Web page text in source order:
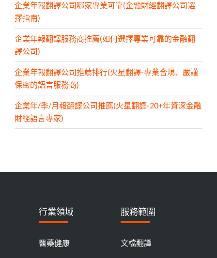
企業年報翻譯公司哪家專業可靠(金融財經翻譯公司選
擇指南)
企業年報翻譯服務商推薦(如何選擇專業可靠的金融翻
譯公司)
企業年報翻譯公司推薦排行(火星翻譯-專業合規、嚴謹
保密的語言服務商)
企業年/季/月報翻譯公司推薦(火星翻譯-20+年資深金融
財經語言專家)
行業領域
醫藥健康
服務範圍
文檔翻譯